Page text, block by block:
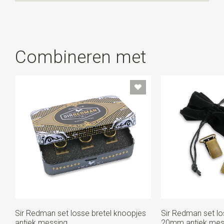
Combineren met
Sir Redman set losse bretel knoopjes
Sir Redman set